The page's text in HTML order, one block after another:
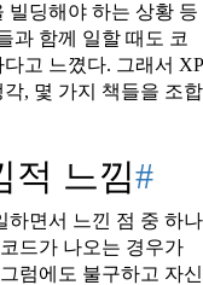
빌딩해야 하는 상황 등
과 함께 일할 때도 코
고 느꼈다. 그래서 XP
, 몇 가지 책들을 조합
적 느낌#
하면서 느낀 점 중 하나
드가 나오는 경우가
럼에도 불구하고 자신